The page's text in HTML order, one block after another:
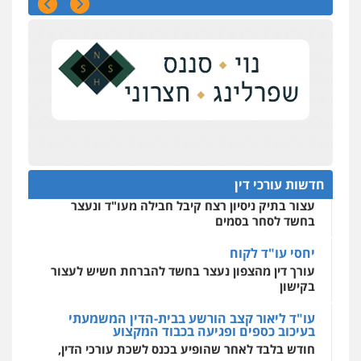
מרכז התחלה חדשה
0544500346
עו"ד ד"ר אבי שקד
עבירות כלכליות
עבירות פליליות
0544385337
חקירות פרטיות חקירות כלכליות חקירות
אישות
איתורים
0537865001
חדשות עורכי דין
כוונת רווח
כנס 60 שנה לחוק הירושה: המתח שבין חוק יחסי
ממון לבין חוק הירושה
האם בני זוג יכולים לקבוע מראש, במסגרת הסכם
ממון, גם
חפץ חשוד
עצור בתיק ניסיון רצח קיבל חבילה מעו"ד ונעצר
בחשד לסחר בסמים
יחסי עו"ד לקוח
עורך דין מהצפון נעצר בחשד להברחת חשיש לעצור
בקישון
עו"ד ליאור קצב הורשע בבית-הדין המשמעתי
בעיכוב כספים ופגיעה בכבוד המקצוע
חודש בלבד לאחר שהופיע בכנס לשכת עורכי הדין,